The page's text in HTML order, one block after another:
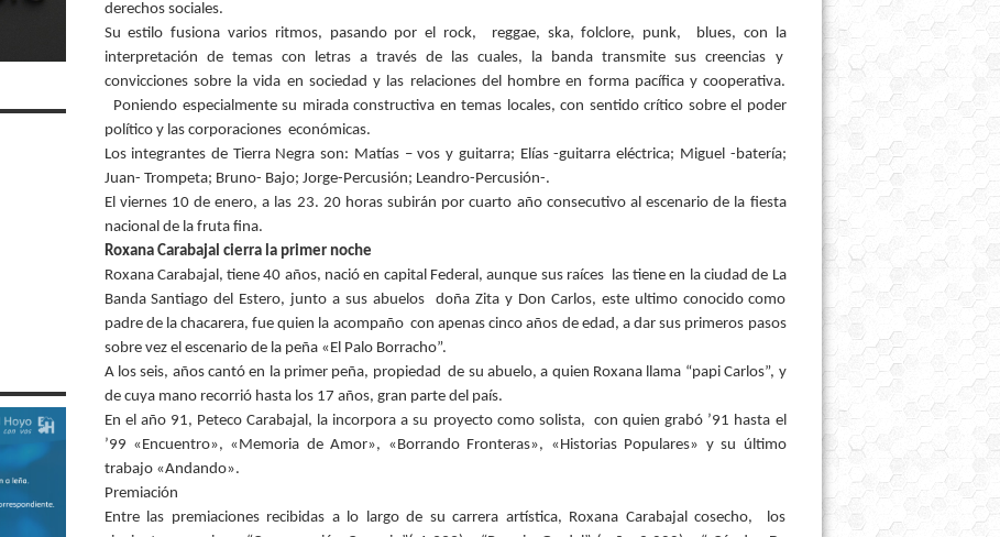
derechos sociales.
Su estilo fusiona varios ritmos, pasando por el rock, reggae, ska, folclore, punk, blues, con la
interpretación de temas con letras a través de las cuales, la banda transmite sus creencias y
convicciones sobre la vida en sociedad y las relaciones del hombre en forma pacífica y cooperativa.
Poniendo especialmente su mirada constructiva en temas locales, con sentido crítico sobre el poder
político y las corporaciones económicas.
Los integrantes de Tierra Negra son: Matías – vos y guitarra; Elías -guitarra eléctrica; Miguel -batería;
Juan- Trompeta; Bruno- Bajo; Jorge-Percusión; Leandro-Percusión-.
El viernes 10 de enero, a las 23. 20 horas subirán por cuarto año consecutivo al escenario de la fiesta
nacional de la fruta fina.
Roxana Carabajal cierra la primer noche
Roxana Carabajal, tiene 40 años, nació en capital Federal, aunque sus raíces las tiene en la ciudad de La
Banda Santiago del Estero, junto a sus abuelos doña Zita y Don Carlos, este ultimo conocido como
padre de la chacarera, fue quien la acompaño con apenas cinco años de edad, a dar sus primeros pasos
sobre vez el escenario de la peña «El Palo Borracho”.
A los seis, años cantó en la primer peña, propiedad de su abuelo, a quien Roxana llama “papi Carlos”, y
de cuya mano recorrió hasta los 17 años, gran parte del país.
En el año 91, Peteco Carabajal, la incorpora a su proyecto como solista, con quien grabó ’91 hasta el
’99 «Encuentro», «Memoria de Amor», «Borrando Fronteras», «Historias Populares» y su último
trabajo «Andando».
Premiación
Entre las premiaciones recibidas a lo largo de su carrera artística, Roxana Carabajal cosecho, los